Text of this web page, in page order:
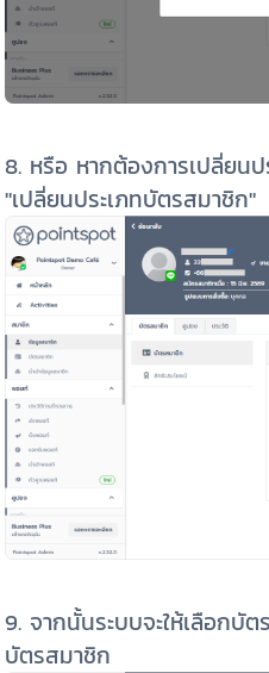
8. หรือ หากต้องการเปลี่ยน
"เปลี่ยนประเภทบัตรสมาชิก"
9. จากนั้นระบบจะให้เลือกบั
บัตรสมาชิก